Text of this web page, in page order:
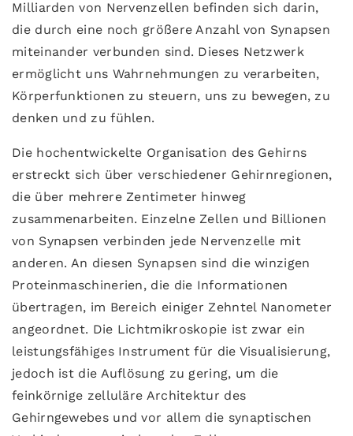
Milliarden von Nervenzellen befinden sich darin,
die durch eine noch größere Anzahl von Synapsen
miteinander verbunden sind. Dieses Netzwerk
ermöglicht uns Wahrnehmungen zu verarbeiten,
Körperfunktionen zu steuern, uns zu bewegen, zu
denken und zu fühlen.
Die hochentwickelte Organisation des Gehirns
erstreckt sich über verschiedener Gehirnregionen,
die über mehrere Zentimeter hinweg
zusammenarbeiten. Einzelne Zellen und Billionen
von Synapsen verbinden jede Nervenzelle mit
anderen. An diesen Synapsen sind die winzigen
Proteinmaschinerien, die die Informationen
übertragen, im Bereich einiger Zehntel Nanometer
angeordnet. Die Lichtmikroskopie ist zwar ein
leistungsfähiges Instrument für die Visualisierung,
jedoch ist die Auflösung zu gering, um die
feinkörnige zelluläre Architektur des
Gehirngewebes und vor allem die synaptischen